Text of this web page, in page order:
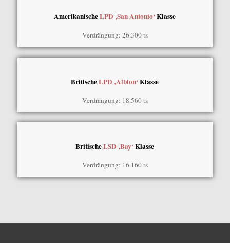
AmerikanischeLPD ‚San Antonio‘Klasse
Verdrängung: 26.300 ts
BritischeLPD ‚Albion‘Klasse
Verdrängung: 18.560 ts
BritischeLSD ‚Bay‘Klasse
Verdrängung: 16.160 ts